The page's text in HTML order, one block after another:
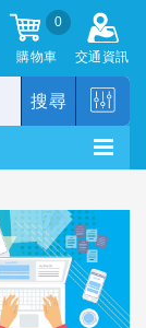
0
購物車 交通資訊
搜尋